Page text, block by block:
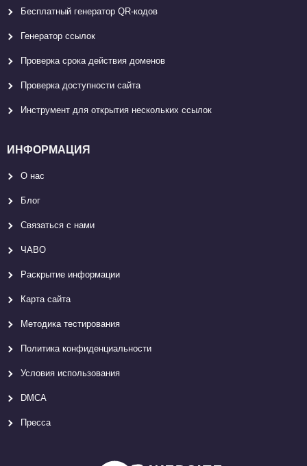
Бесплатный генератор QR-кодов
Генератор ссылок
Проверка срока действия доменов
Проверка доступности сайта
Инструмент для открытия нескольких ссылок
ИНФОРМАЦИЯ
О нас
Блог
Связаться с нами
ЧАВО
Раскрытие информации
Карта сайтa
Методика тестирования
Политика конфиденциальности
Условия использования
DMCA
Пресса